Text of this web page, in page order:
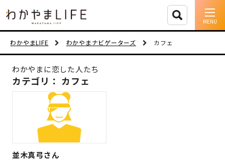
イベント情報
人に会う
わかやまLIFE わかやまナビゲーターズ カフェ
わかやまに恋した人たち
カテゴリ： カフェ
並木真弓さん